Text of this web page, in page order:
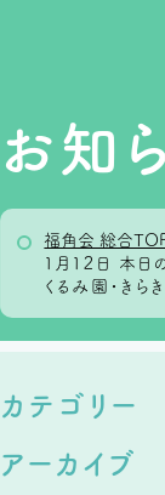
お知
福角会 総合
１月１２日 本
くるみ園・き
カテゴリー
アーカイブ